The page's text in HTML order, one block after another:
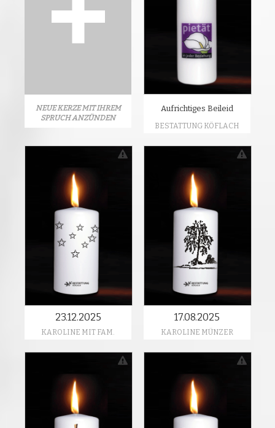
NEUE KERZE MIT IHREM
SPRUCH ANZÜNDEN
Aufrichtiges Beileid
BESTATTUNG KÖFLACH
23.12.2025
KAROLINE MIT FAM.
17.08.2025
KAROLINE MÜNZER